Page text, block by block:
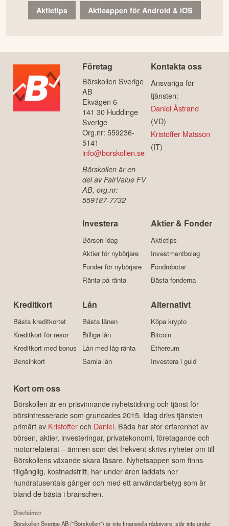
Aktietips Aktieappen för Android & iOS
Företag
Börskollen Sverige
AB
Ekvägen 6
141 30 Huddinge
Sverige
Org.nr: 559236-
5141
info@borskollen.se
Börskollen är en
del av FairValue FV
AB, org.nr:
559187-7732
Kontakta oss
Ansvariga för
tjänsten:
Daniel Åstrand
(VD)
Kristoffer Matsson
(IT)
Investera
Börsen idag
Aktier för nybörjare
Fonder för nybörjare
Ränta på ränta
Aktier & Fonder
Aktietips
Investmentbolag
Fondrobotar
Bästa fonderna
Kreditkort
Bästa kreditkortet
Kreditkort för resor
Kreditkort med bonus
Bensinkort
Lån
Bästa lånen
Billiga lån
Lån med låg ränta
Samla lån
Alternativt
Köpa krypto
Bitcoin
Ethereum
Investera i guld
Kort om oss
Börskollen är en prisvinnande nyhetstidning och tjänst för
börsintresserade som grundades 2015. Idag drivs tjänsten
primärt av Kristofferoch Daniel. Båda har stor erfarenhet av
börsen, aktier, investeringar, privatekonomi, företagande och
motorrelaterat – ämnen som det frekvent skrivs nyheter om till
Börskollens växande skara läsare. Nyhetsappen som finns
tillgänglig, kostnadsfritt, har under åren laddats ner
hundratusentals gånger och med ett användarbetyg som är
bland de bästa i branschen.
Disclaimer
Börskollen Sverige AB ("Börskollen") är inte finansiella rådgivare, står inte under